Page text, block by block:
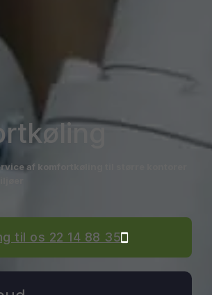
af komfortkøling til større kontorer
til os 22 14 88 35